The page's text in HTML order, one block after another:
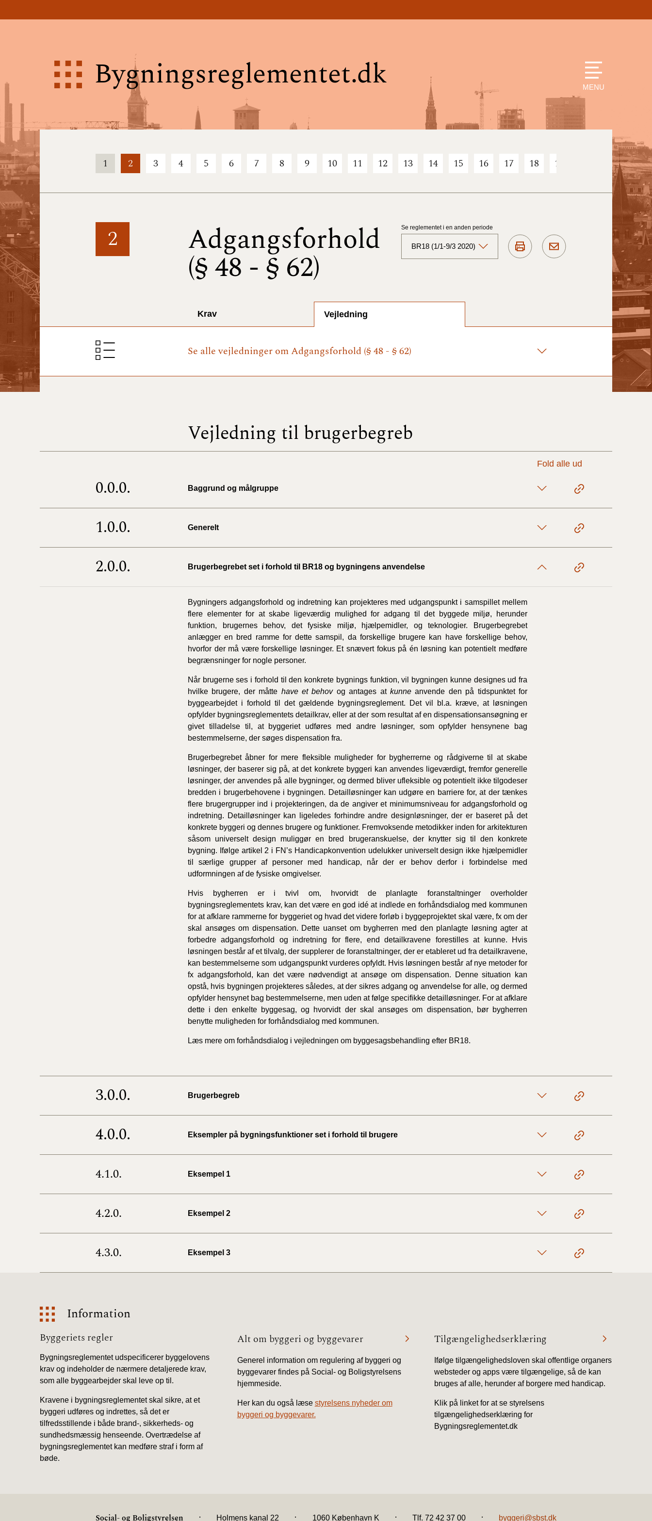
Bygningsreglementet.dk MENU
1 2 3 4 5 6 7 8 9 10 11 12 13 14 15 16 17 18 19 21 22
2 Adgangsforhold
(§ 48 - § 62)
Se reglementet i en anden periode
BR18 (1/1-9/3 2020)
2023)
2021)
BR18 (1/7-31/12
2020)
BR18 (10/3-30/6
BR18 (1/1-9/3 2020)
BR18 (4/7-31/12
2019)
BR18 (1/7-31/12
2018)
BR18 (1/1-30/6 2018)
BR15 (2015-2018)
Tidligere BR (1961-
2010)
Krav Vejledning
Se alle vejledninger om Adgangsforhold (§ 48 - § 62)
Vejledning til brugerbegreb
Fold alle ud
0.0.0. Baggrund og målgruppe
1.0.0. Generelt
2.0.0. Brugerbegrebet set i forhold til BR18 og bygningens anvendelse
Bygningers adgangsforhold og indretning kan projekteres med udgangspunkt i samspillet mellem
flere elementer for at skabe ligeværdig mulighed for adgang til det byggede miljø, herunder
funktion, brugernes behov, det fysiske miljø, hjælpemidler, og teknologier. Brugerbegrebet
anlægger en bred ramme for dette samspil, da forskellige brugere kan have forskellige behov,
hvorfor der må være forskellige løsninger. Et snævert fokus på én løsning kan potentielt medføre
begrænsninger for nogle personer.
Når brugerne ses i forhold til den konkrete bygnings funktion, vil bygningen kunne designes ud fra
hvilke brugere, der måtte have et behovog antages atkunne anvende den på tidspunktet for
byggearbejdet i forhold til det gældende bygningsreglement. Det vil bl.a. kræve, at løsningen
opfylder bygningsreglementets detailkrav, eller at der som resultat af en dispensationsansøgning er
givet tilladelse til, at byggeriet udføres med andre løsninger, som opfylder hensynene bag
bestemmelserne, der søges dispensation fra.
Brugerbegrebet åbner for mere fleksible muligheder for bygherrerne og rådgiverne til at skabe
løsninger, der baserer sig på, at det konkrete byggeri kan anvendes ligeværdigt, fremfor generelle
løsninger, der anvendes på alle bygninger, og dermed bliver ufleksible og potentielt ikke tilgodeser
bredden i brugerbehovene i bygningen. Detailløsninger kan udgøre en barriere for, at der tænkes
flere brugergrupper ind i projekteringen, da de angiver et minimumsniveau for adgangsforhold og
indretning. Detailløsninger kan ligeledes forhindre andre designløsninger, der er baseret på det
konkrete byggeri og dennes brugere og funktioner. Fremvoksende metodikker inden for arkitekturen
såsom universelt design muliggør en bred brugeranskuelse, der knytter sig til den konkrete
bygning. Ifølge artikel 2 i FN’s Handicapkonvention udelukker universelt design ikke hjælpemidler
til særlige grupper af personer med handicap, når der er behov derfor i forbindelse med
udformningen af de fysiske omgivelser.
Hvis bygherren er i tvivl om, hvorvidt de planlagte foranstaltninger overholder
bygningsreglementets krav, kan det være en god idé at indlede en forhåndsdialog med kommunen
for at afklare rammerne for byggeriet og hvad det videre forløb i byggeprojektet skal være, fx om der
skal ansøges om dispensation. Dette uanset om bygherren med den planlagte løsning agter at
forbedre adgangsforhold og indretning for flere, end detailkravene forestilles at kunne. Hvis
løsningen består af et tilvalg, der supplerer de foranstaltninger, der er etableret ud fra detailkravene,
kan bestemmelserne som udgangspunkt vurderes opfyldt. Hvis løsningen består af nye metoder for
fx adgangsforhold, kan det være nødvendigt at ansøge om dispensation. Denne situation kan
opstå, hvis bygningen projekteres således, at der sikres adgang og anvendelse for alle, og dermed
opfylder hensynet bag bestemmelserne, men uden at følge specifikke detailløsninger. For at afklare
dette i den enkelte byggesag, og hvorvidt der skal ansøges om dispensation, bør bygherren
benytte muligheden for forhåndsdialog med kommunen.
Læs mere om forhåndsdialog i vejledningen om byggesagsbehandling efter BR18.
3.0.0. Brugerbegreb
4.0.0. Eksempler på bygningsfunktioner set i forhold til brugere
4.1.0. Eksempel 1
4.2.0. Eksempel 2
4.3.0. Eksempel 3
Information
Information
Byggeriets regler
Bygningsreglementet udspecificerer byggelovens
krav og indeholder de nærmere detaljerede krav,
som alle byggearbejder skal leve op til.
Kravene i bygningsreglementet skal sikre, at et
byggeri udføres og indrettes, så det er
tilfredsstillende i både brand-, sikkerheds- og
sundhedsmæssig henseende. Overtrædelse af
bygningsreglementet kan medføre straf i form af
bøde.
Alt om byggeri og byggevarer
Generel information om regulering af byggeri og
byggevarer findes på Social- og Boligstyrelsens
hjemmeside.
Her kan du også læse styrelsens nyheder om
byggeri og byggevarer.
Tilgængelighedserklæring
Ifølge tilgængelighedsloven skal offentlige organers
websteder og apps være tilgængelige, så de kan
bruges af alle, herunder af borgere med handicap.
Klik på linket for at se styrelsens
tilgængelighedserklæring for
Bygningsreglementet.dk
Social- og Boligstyrelsen . Holmens kanal 22 . 1060 København K . Tlf. 72 42 37 00 . byggeri@sbst.dk